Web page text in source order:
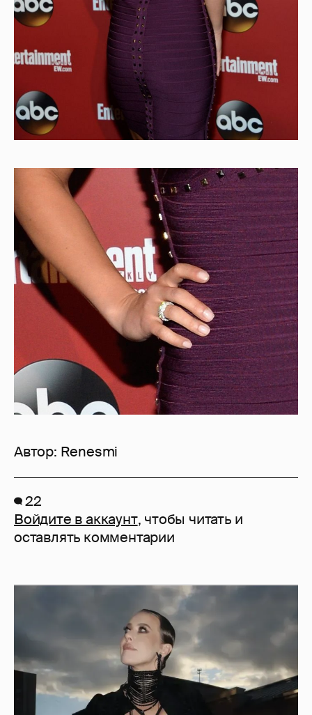
Автор: Renesmi
22
Войдите в аккаунт, чтобы читать и
оставлять комментарии